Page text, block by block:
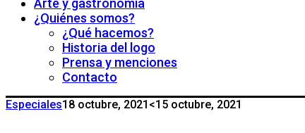
Arte y gastronomía
¿Quiénes somos?
¿Qué hacemos?
Historia del logo
Prensa y menciones
Contacto
Especiales18 octubre, 2021 <15 octubre, 2021